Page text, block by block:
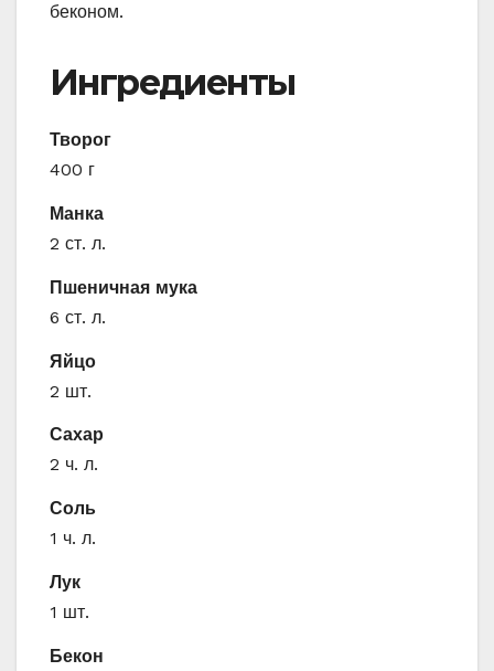
беконом.
Ингредиенты
Творог
400 г
Манка
2 ст. л.
Пшеничная мука
6 ст. л.
Яйцо
2 шт.
Сахар
2 ч. л.
Соль
1 ч. л.
Лук
1 шт.
Бекон